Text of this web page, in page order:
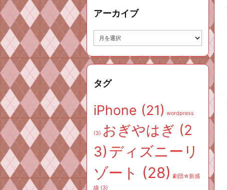
アーカイブ
イ
ブ
タグ
iPhone (21) wordpress
(3) おぎやはぎ (2
3) ディズニーリ
ゾート (28) 劇団☆新感
線 (3)